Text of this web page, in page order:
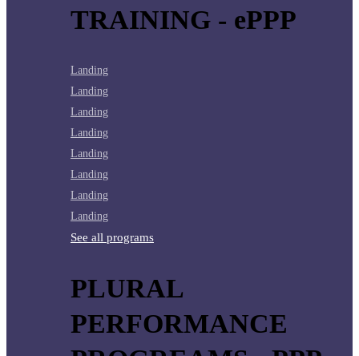
TRAINING - ePPP
Landing
Landing
Landing
Landing
Landing
Landing
Landing
Landing
See all programs
PLURAL
PERFORMANCE